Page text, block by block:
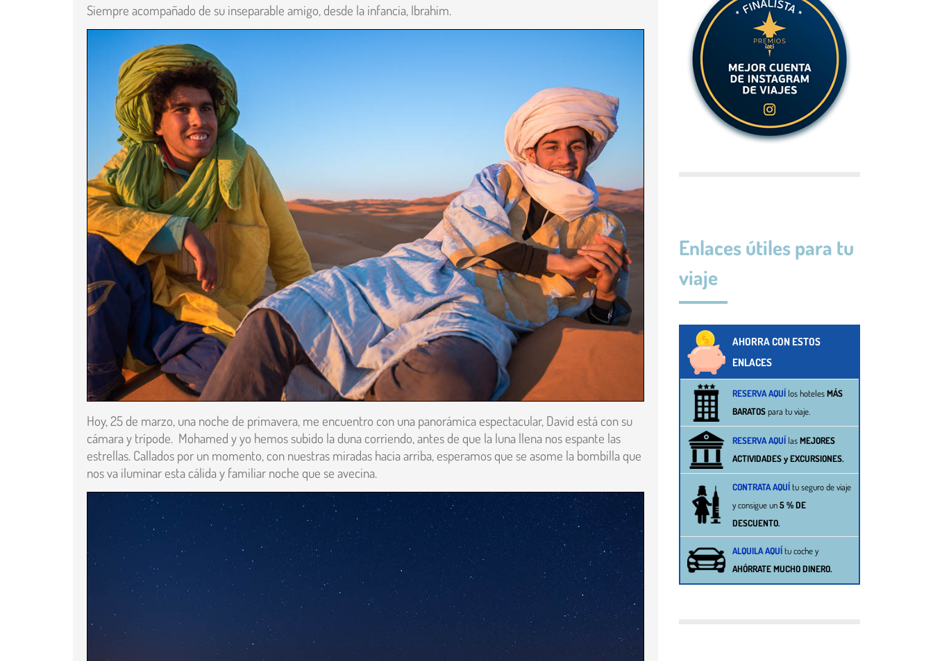
Siempre acompañado de su inseparable amigo, desde la infancia, Ibrahim.
Hoy, 25 de marzo, una noche de primavera, me encuentro con una panorámica espectacular, David está con su
cámara y trípode. Mohamed y yo hemos subido la duna corriendo, antes de que la luna llena nos espante las
estrellas. Callados por un momento, con nuestras miradas hacia arriba, esperamos que se asome la bombilla que
nos va iluminar esta cálida y familiar noche que se avecina.
Enlaces útiles para tu
viaje
AHORRA CON ESTOS
ENLACES
RESERVA AQUÍ los hotelesMÁS
BARATOSpara tu viaje.
RESERVA AQUÍ lasMEJORES
ACTIVIDADES y EXCURSIONES.
CONTRATA AQUÍtu seguro de viaje
y consigue un5 % DE
DESCUENTO.
ALQUILA AQUÍtucochey
AHÓRRATE MUCHO DINERO.